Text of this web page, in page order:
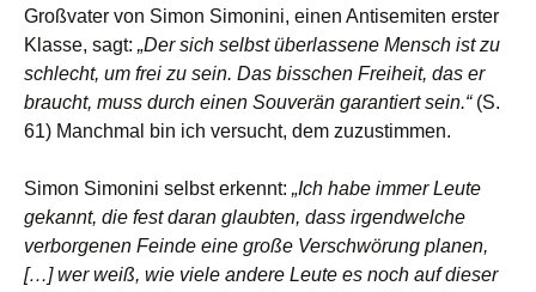
Großvater von Simon Simonini, einen Antisemiten erster
Klasse, sagt: „Der sich selbst überlassene Mensch ist zu
schlecht, um frei zu sein. Das bisschen Freiheit, das er
braucht, muss durch einen Souverän garantiert sein.“(S.
61) Manchmal bin ich versucht, dem zuzustimmen.
Simon Simonini selbst erkennt: „Ich habe immer Leute
gekannt, die fest daran glaubten, dass irgendwelche
verborgenen Feinde eine große Verschwörung planen,
[…] wer weiß, wie viele andere Leute es noch auf dieser